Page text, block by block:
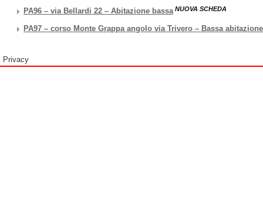
PA96 – via Bellardi 22 – Abitazione bassa NUOVA SCHEDA
PA97 – corso Monte Grappa angolo via Trivero – Bassa abitazione
Privacy